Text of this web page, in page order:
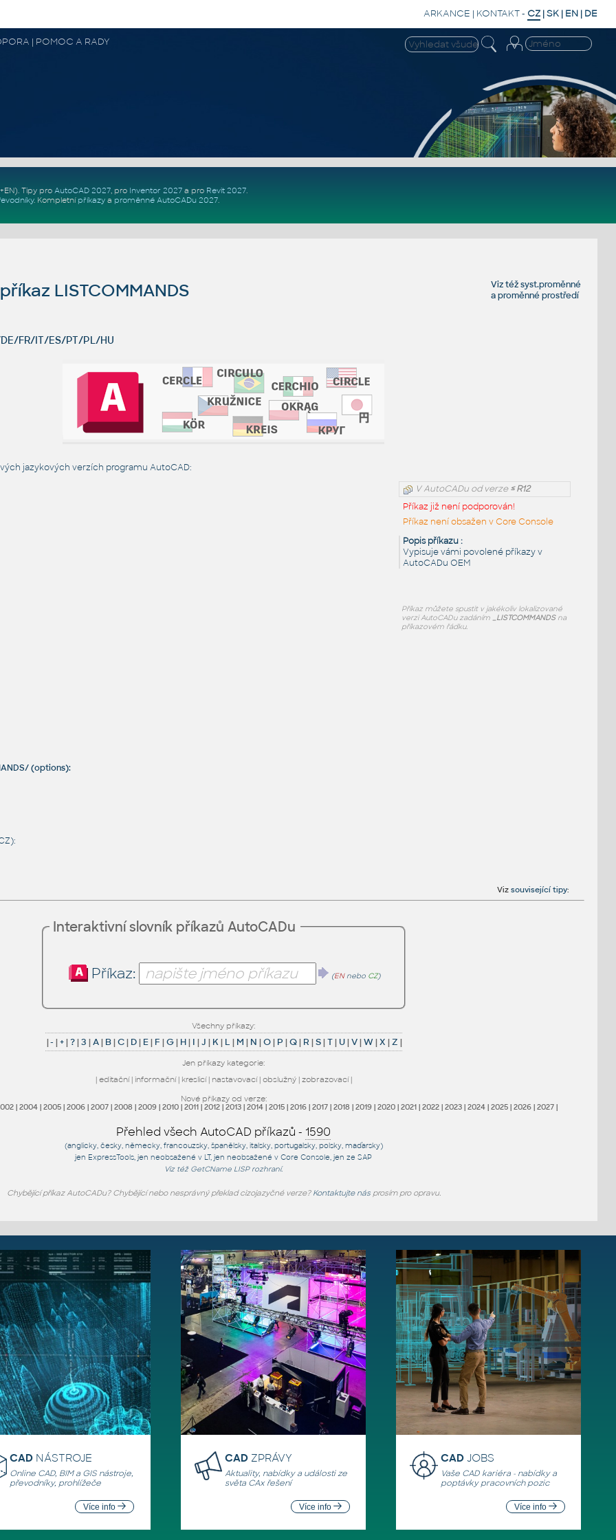
ARKANCE | KONTAKT- CZ |SK | EN | DE
| POMOC A RADY
. Tipy pro AutoCAD 2027, pro Inventor 2027a pro Revit 2027.
. Kompletní příkazya proměnné AutoCADu 2027.
Viz téžsyst.proměnné
aproměnné prostředí
LISTCOMMANDS
FR/IT/ES/PT/PL/HU
jazykových verzích programu AutoCAD:
V AutoCADu od verze≤ R12
Příkaz již není podporován!
Příkaz není obsažen v Core Console
Popis příkazu :
Vypisuje vámi povolené příkazy v
AutoCADu OEM
Příkaz můžete spustit v jakékoliv lokalizované
verzi AutoCADu zadáním _LISTCOMMANDSna
příkazovém řádku.
(options):
Vizsouvisející tipy:
Interaktivní slovník příkazů AutoCADu
Příkaz: (ENnebo CZ)
Všechny příkazy:
|- |+|?|3 |A| B|C| D| E| F |G| H| I |J | K| L | M | N |O| P |Q| R |S|T| U|V|W|X |Z |
Jen příkazy kategorie:
| editační| informační| kreslicí| nastavovací| obslužný| zobrazovací|
Nové příkazy od verze:
| 2004| 2005| 2006| 2007| 2008 | 2009| 2010| 2011| 2012| 2013| 2014| 2015| 2016| 2017| 2018 | 2019| 2020| 2021| 2022| 2023| 2024| 2025| 2026| 2027|
Přehled všech AutoCAD příkazů - 1590
(anglicky, česky, německy, francouzsky, španělsky, italsky, portugalsky, polsky, maďarsky)
jen ExpressTools, jenneobsažené v LT, jenneobsažené v Core Console, jenze SAP
Viz též GetCName LISP rozhraní.
Chybějící příkaz AutoCADu? Chybějící nebo nesprávný překlad cizojazyčné verze? Kontaktujte násprosím pro opravu.
CAD NÁSTROJE
Online CAD, BIM a GIS nástroje,
převodníky, prohlížeče
Více info
CAD ZPRÁVY
Aktuality, nabídky a události ze
světa CAx řešení
Více info
CADJOBS
Vaše CAD kariéra - nabídky a
poptávky pracovních pozic
Více info